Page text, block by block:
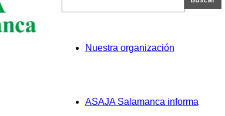
Nuestra organización
ASAJA Salamanca informa